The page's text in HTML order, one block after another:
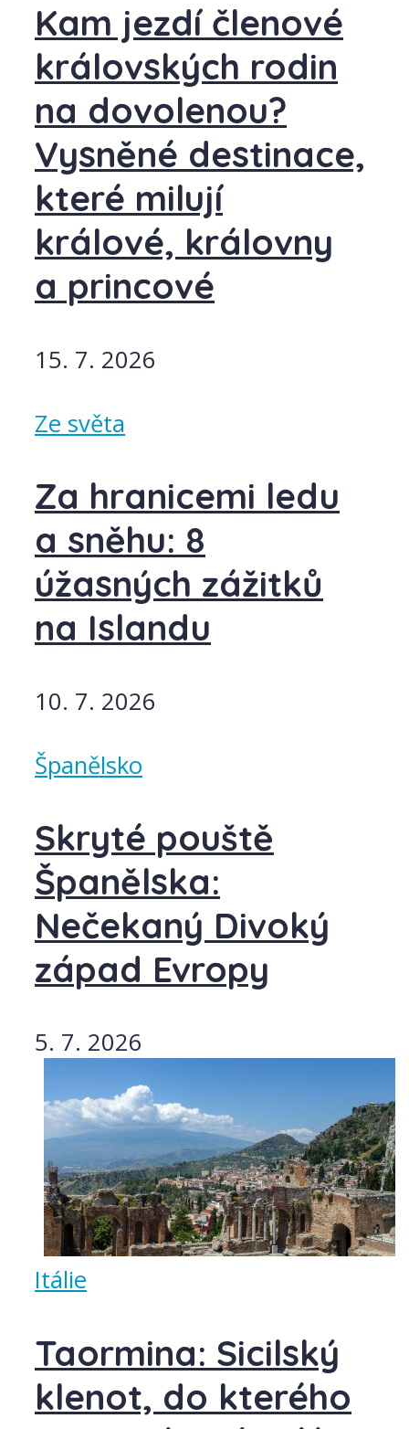
Kam jezdí členové
královských rodin
na dovolenou?
Vysněné destinace,
které milují
králové, královny
a princové
15. 7. 2026
Ze světa
Za hranicemi ledu
a sněhu: 8
úžasných zážitků
na Islandu
10. 7. 2026
Španělsko
Skryté pouště
Španělska:
Nečekaný Divoký
západ Evropy
5. 7. 2026
Itálie
Taormina: Sicilský
klenot, do kterého